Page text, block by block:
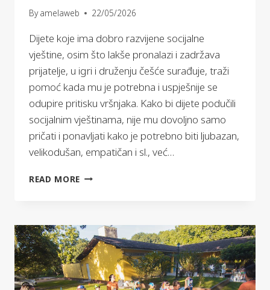
By amelaweb 22/05/2026
Dijete koje ima dobro razvijene socijalne
vještine, osim što lakše pronalazi i zadržava
prijatelje, u igri i druženju češće surađuje, traži
pomoć kada mu je potrebna i uspješnije se
odupire pritisku vršnjaka. Kako bi dijete podučili
socijalnim vještinama, nije mu dovoljno samo
pričati i ponavljati kako je potrebno biti ljubazan,
velikodušan, empatičan i sl., već…
READ MORE RAZVIJANJE